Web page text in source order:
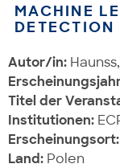
MACHINE
Autor/in:
Titel der
Institutionen:
Erscheinungsort:
Land: Polen